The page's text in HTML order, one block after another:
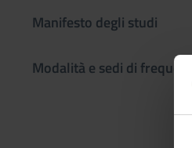
Manifesto degli studi
Modalità e sedi di frequenza